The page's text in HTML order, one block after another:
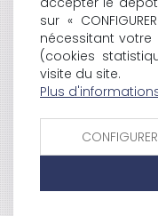
LES RÈGLES DE
LA DISPOSITION
EBAY GAGNE EN
LE JUGEMENT DU
ÉLÈVE
LA SOMMATION
LA LOI POUR LA
RÉFORME DU
LA DURÉE DU
LA RÉFORME
sur «
nécessitant
(cookies
visite du site.
Plus
CONFIGURER